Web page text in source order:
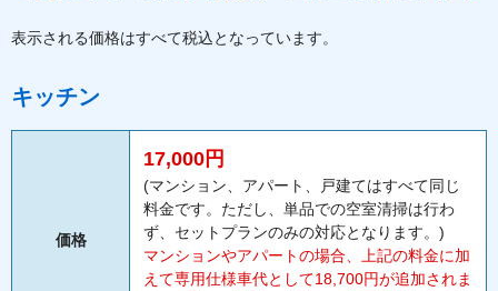
表示される価格はすべて税込となっています。
キッチン
価格
17,000円
(マンション、アパート、戸建てはすべて同じ
料金です。ただし、単品での空室清掃は行わ
ず、セットプランのみの対応となります。)
マンションやアパートの場合、上記の料金に加
えて専用仕様車代として18,700円が追加されま